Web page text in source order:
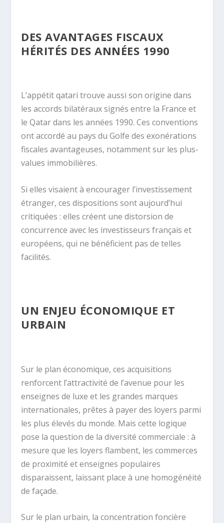
DES AVANTAGES FISCAUX
HÉRITÉS DES ANNÉES 1990
L’appétit qatari trouve aussi son origine dans
les accords bilatéraux signés entre la France et
le Qatar dans les années 1990. Ces conventions
ont accordé au pays du Golfe des exonérations
fiscales avantageuses, notamment sur les plus-
values immobilières.
Si elles visaient à encourager l’investissement
étranger, ces dispositions sont aujourd’hui
critiquées : elles créent une distorsion de
concurrence avec les investisseurs français et
européens, qui ne bénéficient pas de telles
facilités.
UN ENJEU ÉCONOMIQUE ET
URBAIN
Sur le plan économique, ces acquisitions
renforcent l’attractivité de l’avenue pour les
enseignes de luxe et les grandes marques
internationales, prêtes à payer des loyers parmi
les plus élevés du monde. Mais cette logique
pose la question de la diversité commerciale : à
mesure que les loyers flambent, les commerces
de proximité et enseignes populaires
disparaissent, laissant place à une homogénéité
de façade.
Sur le plan urbain, la concentration foncière